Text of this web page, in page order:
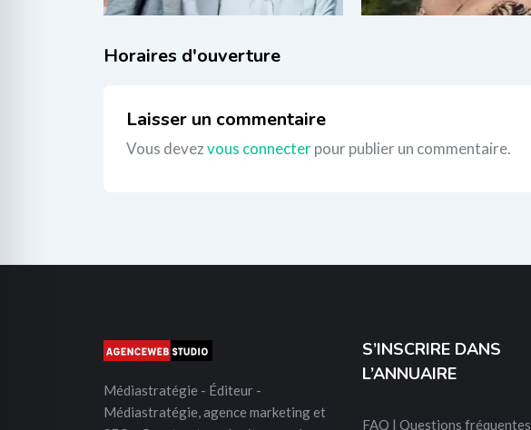
_
Laisser un commentaire
Vous devezvous connecterpour publier un commentaire.
Médiastratégie - Éditeur -
Médiastratégie, agence marketing et
S’INSCRIRE DANS
L’ANNUAIRE
FAQ | Questions fréquentes